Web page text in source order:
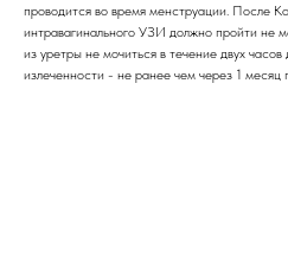
проводится во время менструации. После
интравагинального УЗИ должно пройти не
из уретры не мочиться в течение двух
излеченности - не ранее чем через 1 месяц